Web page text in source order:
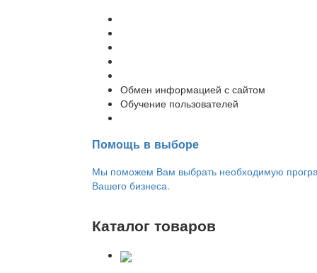
Обмен информацией с сайтом
Обучение пользователей
Помощь в выборе
Мы поможем Вам выбрать необходимую
Вашего бизнеса.
Каталог товаров